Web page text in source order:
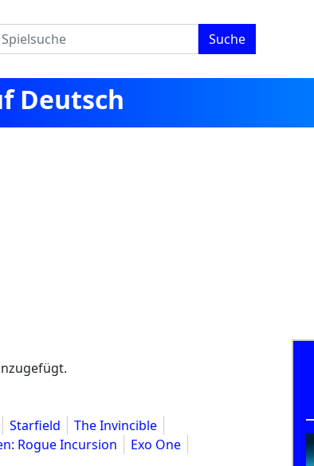
Suche
Deutsch
Starfield
The Invincible
Rogue Incursion
Exo One